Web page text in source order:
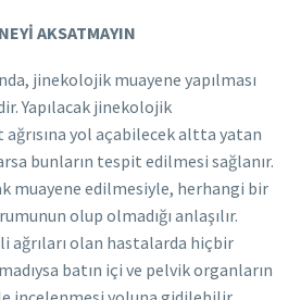
AKSATMAYIN
jinekolojik muayene yapılması
Yapılacak jinekolojik
yol açabilecek altta yatan
bunların tespit edilmesi sağlanır.
muayene edilmesiyle, herhangi bir
olup olmadığı anlaşılır.
ağrıları olan hastalarda hiçbir
batın içi ve pelvik organların